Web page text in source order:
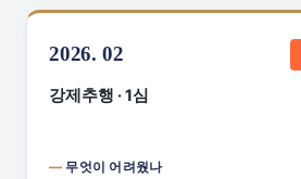
2026. 02
강제추행 · 1심
무엇이 어려웠나